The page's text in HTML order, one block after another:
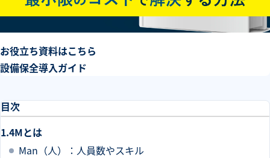
お役立ち資料はこちら
設備保全導入ガイド
目次
4Mとは
Man（人）：人員数やスキル